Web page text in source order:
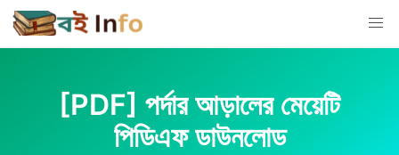
Skip
to
content
[PDF] পর্দার আড়ালের মেয়েটি
পিডিএফ ডাউনলোড